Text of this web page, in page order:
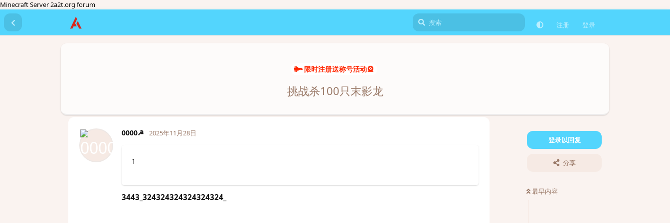
Minecraft Server 2a2t.org forum
注册 登录
限时注册送称号活动🎡
挑战杀100只末影龙
登录以回复
分享
最早内容
0000☭ 2025年11月28日
1
3443_324324324324324324_